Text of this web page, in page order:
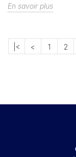
En savoir plus
|< < 1 2